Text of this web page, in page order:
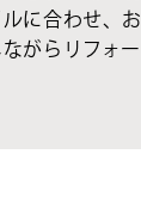
に合わせ、お
がらリフォー